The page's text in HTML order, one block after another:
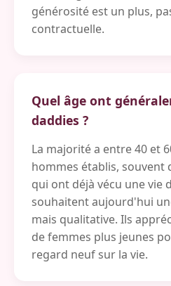
générosité est un plus,
contractuelle.
Quel âge ont
daddies ?
La majorité a entre 40 et
hommes établis, souvent
qui ont déjà vécu une vie
souhaitent aujourd'hui
mais qualitative. Ils
de femmes plus jeunes
regard neuf sur la vie.